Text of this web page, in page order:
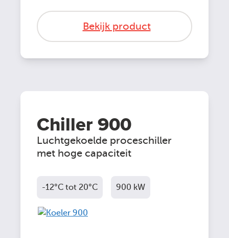
Bekijk product
Chiller 900
Luchtgekoelde proceschiller
met hoge capaciteit
-12°C tot 20°C 900 kW